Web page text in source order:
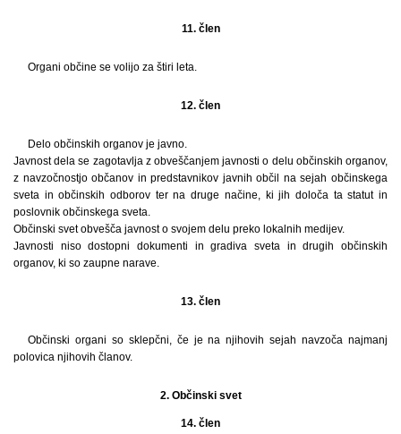
11. člen
Organi občine se volijo za štiri leta.
12. člen
Delo občinskih organov je javno.
Javnost dela se zagotavlja z obveščanjem javnosti o delu občinskih organov,
z navzočnostjo občanov in predstavnikov javnih občil na sejah občinskega
sveta in občinskih odborov ter na druge načine, ki jih določa ta statut in
poslovnik občinskega sveta.
Občinski svet obvešča javnost o svojem delu preko lokalnih medijev.
Javnosti niso dostopni dokumenti in gradiva sveta in drugih občinskih
organov, ki so zaupne narave.
13. člen
Občinski organi so sklepčni, če je na njihovih sejah navzoča najmanj
polovica njihovih članov.
2. Občinski svet
14. člen